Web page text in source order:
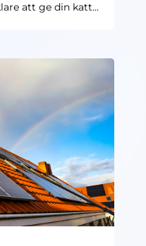
att ge din katt...